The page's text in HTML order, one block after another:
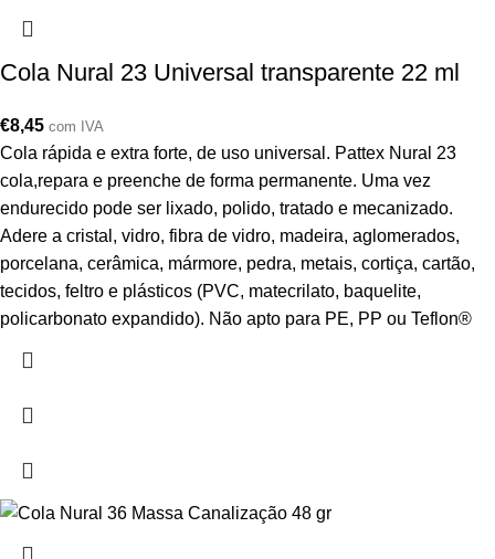
Cola Nural 23 Universal transparente 22 ml
€8,45 com IVA
Cola rápida e extra forte, de uso universal. Pattex Nural 23
cola,repara e preenche de forma permanente. Uma vez
endurecido pode ser lixado, polido, tratado e mecanizado.
Adere a cristal, vidro, fibra de vidro, madeira, aglomerados,
porcelana, cerâmica, mármore, pedra, metais, cortiça, cartão,
tecidos, feltro e plásticos (PVC, matecrilato, baquelite,
policarbonato expandido). Não apto para PE, PP ou Teflon®